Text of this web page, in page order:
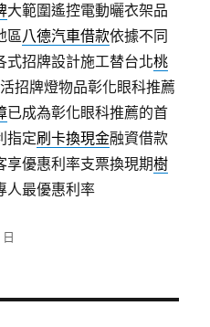
大範圍遙控電動曬衣架品
區八德汽車借款依據不同
式招牌設計施工替台北桃
招牌燈物品彰化眼科推薦
已成為彰化眼科推薦的首
指定刷卡換現金融資借款
享優惠利率支票換現期樹
人最優惠利率